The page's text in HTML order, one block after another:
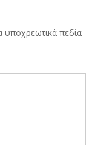
υποχρεωτικά πεδία